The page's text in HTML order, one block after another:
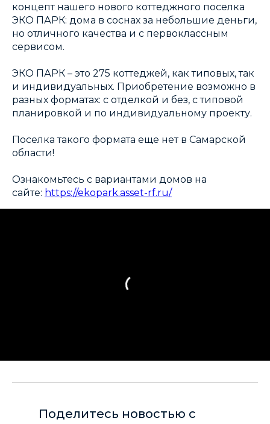
концепт нашего нового коттеджного поселка
ЭКО ПАРК: дома в соснах за небольшие деньги,
но отличного качества и с первоклассным
сервисом.
ЭКО ПАРК – это 275 коттеджей, как типовых, так
и индивидуальных. Приобретение возможно в
разных форматах: с отделкой и без, с типовой
планировкой и по индивидуальному проекту.
Поселка такого формата еще нет в Самарской
области!
Ознакомьтесь с вариантами домов на
сайте: https://ekopark.asset-rf.ru/
Поделитесь новостью с